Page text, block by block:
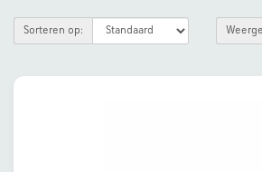
Zomeraanbiedingen
Sorteren op: